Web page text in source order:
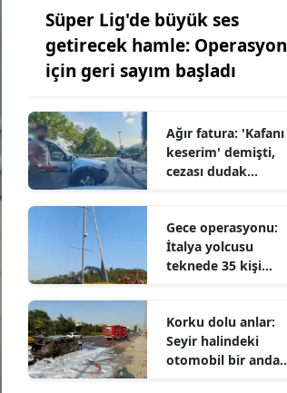
Süper Lig'de büyük ses
getirecek hamle: Operasyon
için geri sayım başladı
Ağır fatura: 'Kafanı
keserim' demişti,
cezası dudak
Gece operasyonu:
İtalya yolcusu
teknede 35 kişi
Korku dolu anlar:
Seyir halindeki
otomobil bir anda